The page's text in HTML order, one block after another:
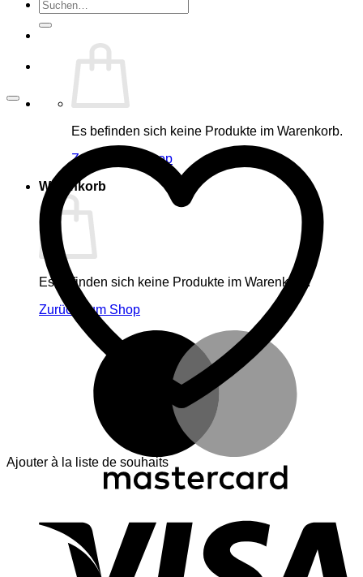
Suche
nach:
Es befinden sich keine Produkte im Warenkorb.
Zurück zum Shop
Warenkorb
Es befinden sich keine Produkte im Warenkorb.
Zurück zum Shop
Ajouter à la liste de souhaits